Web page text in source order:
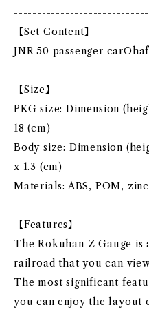
【Set Content】
JNR 50 passenger
【Size】
PKG size: Dimension
18 (cm)
Body size: Dimension
x 1.3 (cm)
Materials: ABS, POM,
【Features】
The Rokuhan Z Gauge is
railroad that you can
The most significant
you can enjoy the layout